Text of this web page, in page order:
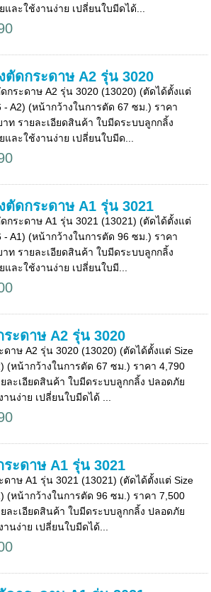
ละใช้งานง่าย เปลี่ยนใบมีดได้...
ตัดกระดาษ A2 รุ่น 3020
ดกระดาษ A2 รุ่น 3020 (13020) (ตัดได้ตั้งแต่
- A2) (หน้ากว้างในการตัด 67 ซม.) ราคา
าท รายละเอียดสินค้า ใบมีดระบบลูกกลิ้ง
ละใช้งานง่าย เปลี่ยนใบมีด...
ตัดกระดาษ A1 รุ่น 3021
ดกระดาษ A1 รุ่น 3021 (13021) (ตัดได้ตั้งแต่
- A1) (หน้ากว้างในการตัด 96 ซม.) ราคา
าท รายละเอียดสินค้า ใบมีดระบบลูกกลิ้ง
ละใช้งานง่าย เปลี่ยนใบมี...
ะดาษ A2 รุ่น 3020
ดาษ A2 รุ่น 3020 (13020) (ตัดได้ตั้งแต่ Size
(หน้ากว้างในการตัด 67 ซม.) ราคา 4,790
ละเอียดสินค้า ใบมีดระบบลูกกลิ้ง ปลอดภัย
นง่าย เปลี่ยนใบมีดได้ ...
ะดาษ A1 รุ่น 3021
ดาษ A1 รุ่น 3021 (13021) (ตัดได้ตั้งแต่ Size
(หน้ากว้างในการตัด 96 ซม.) ราคา 7,500
ละเอียดสินค้า ใบมีดระบบลูกกลิ้ง ปลอดภัย
นง่าย เปลี่ยนใบมีดได้...